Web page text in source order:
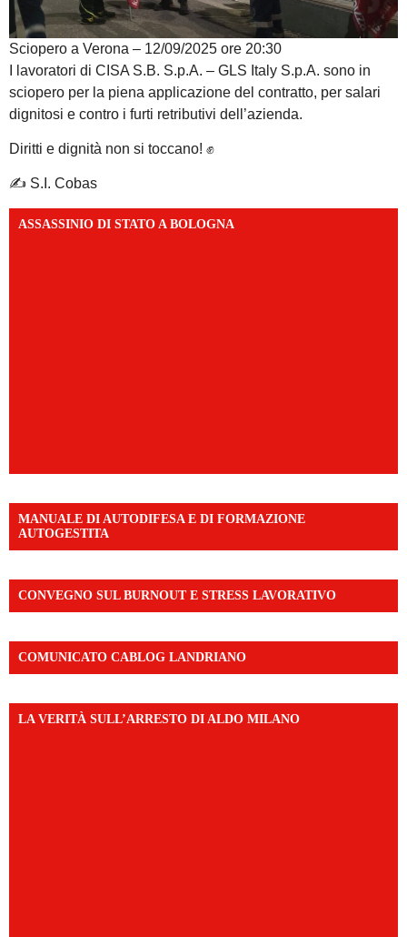
Sciopero a Verona – 12/09/2025 ore 20:30
I lavoratori di CISA S.B. S.p.A. – GLS Italy S.p.A. sono in
sciopero per la piena applicazione del contratto, per salari
dignitosi e contro i furti retributivi dell’azienda.
Diritti e dignità non si toccano! ✊
✍️ S.I. Cobas
ASSASSINIO DI STATO A BOLOGNA
MANUALE DI AUTODIFESA E DI FORMAZIONE
AUTOGESTITA
CONVEGNO SUL BURNOUT E STRESS LAVORATIVO
COMUNICATO CABLOG LANDRIANO
LA VERITÀ SULL’ARRESTO DI ALDO MILANO